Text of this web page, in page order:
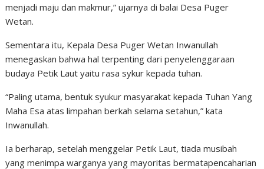
menjadi maju dan makmur,” ujarnya di balai Desa Puger
Wetan.
Sementara itu, Kepala Desa Puger Wetan Inwanullah
menegaskan bahwa hal terpenting dari penyelenggaraan
budaya Petik Laut yaitu rasa sykur kepada tuhan.
“Paling utama, bentuk syukur masyarakat kepada Tuhan Yang
Maha Esa atas limpahan berkah selama setahun,” kata
Inwanullah.
Ia berharap, setelah menggelar Petik Laut, tiada musibah
yang menimpa warganya yang mayoritas bermatapencaharian